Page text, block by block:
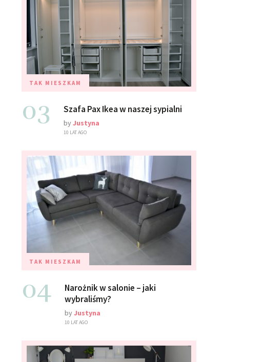
TAK MIESZKAM
03 Szafa Pax Ikea w naszej sypialni
byJustyna
10 LAT AGO
TAK MIESZKAM
04
Narożnik w salonie – jaki
wybraliśmy?
byJustyna
10 LAT AGO